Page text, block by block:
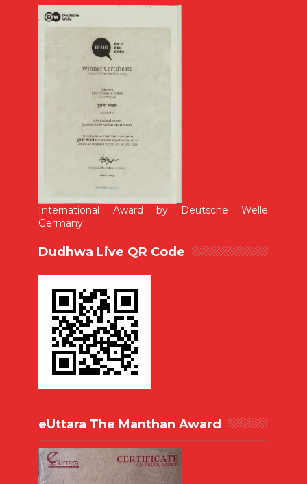
International Award by Deutsche Welle
Germany
Dudhwa Live QR Code
eUttara The Manthan Award